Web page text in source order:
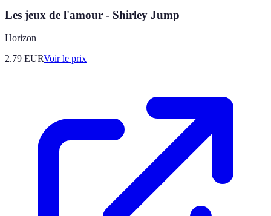
Les jeux de l'amour - Shirley Jump
Horizon
2.79 EURVoir le prix